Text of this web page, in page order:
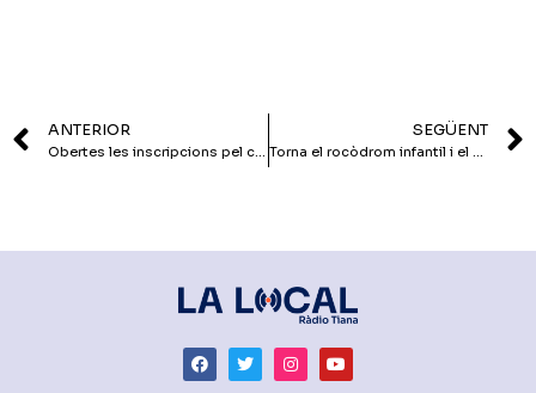
ANTERIOR
Obertes les inscripcions pel concurs de paelles
SEGÜENT
Torna el rocòdrom infantil i el cinema de muntanya del Club Excursionista de Tiana